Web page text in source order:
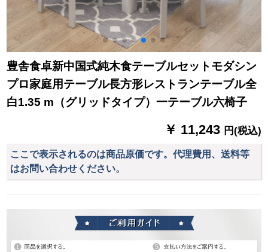
豊舎食卓新中国式純木食テーブルセットモダシン
プロ家庭用テーブル長方形レストランテーブル全
白1.35 m（グリッドタイプ）一テーブル六椅子
￥ 11,243 円(税込)
ここで表示されるのは商品原価です。代理費用、送料等
はお問い合わせください。